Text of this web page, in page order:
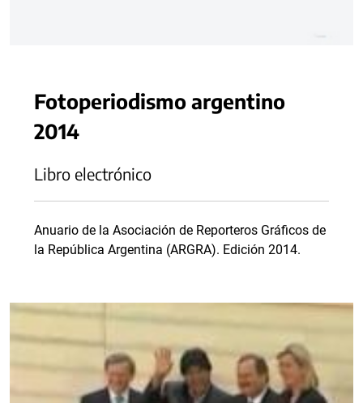
Fotoperiodismo argentino
2014
Libro electrónico
Anuario de la Asociación de Reporteros Gráficos de
la República Argentina (ARGRA). Edición 2014.